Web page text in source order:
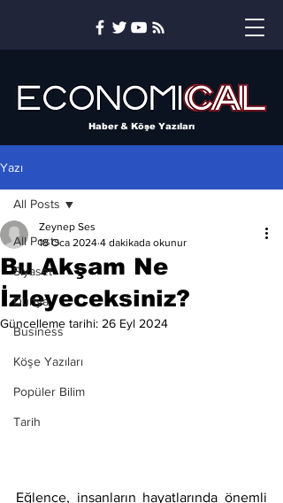
Haber & Köşe Yazıları
Yazı
All Posts
Siyaset
Dünya
Business
Köşe Yazıları
Popüler Bilim
Tarih
All Posts
Bu Akşam Ne
İzleyeceksiniz?
Zeynep Ses
18 Oca 2024 4 dakikada okunur
Güncelleme tarihi: 26 Eyl 2024
Eğlence, insanların hayatlarında önemli